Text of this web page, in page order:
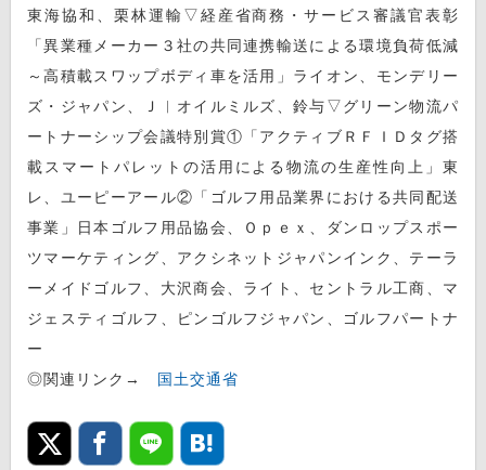
東海協和、栗林運輸▽経産省商務・サービス審議官表彰
「異業種メーカー３社の共同連携輸送による環境負荷低減
～高積載スワップボディ車を活用」ライオン、モンデリー
ズ・ジャパン、Ｊ︱オイルミルズ、鈴与▽グリーン物流パ
ートナーシップ会議特別賞①「アクティブＲＦＩＤタグ搭
載スマートパレットの活用による物流の生産性向上」東
レ、ユーピーアール②「ゴルフ用品業界における共同配送
事業」日本ゴルフ用品協会、Ｏｐｅｘ、ダンロップスポー
ツマーケティング、アクシネットジャパンインク、テーラ
ーメイドゴルフ、大沢商会、ライト、セントラル工商、マ
ジェスティゴルフ、ピンゴルフジャパン、ゴルフパートナ
ー
◎関連リンク→ 国土交通省